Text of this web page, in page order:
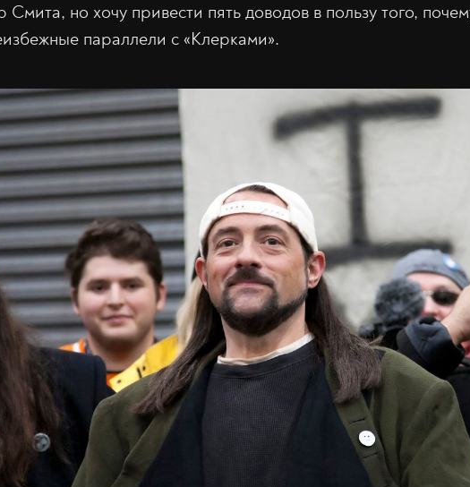
Смита, но хочу привести пять доводов в пользу того,
параллели с «Клерками».